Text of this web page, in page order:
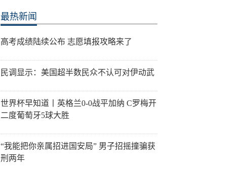
最热新闻
高考成绩陆续公布 志愿填报攻略来了
民调显示：美国超半数民众不认可对伊动武
世界杯早知道丨英格兰0-0战平加纳 C罗梅开
二度葡萄牙5球大胜
“我能把你亲属招进国安局” 男子招摇撞骗获
刑两年